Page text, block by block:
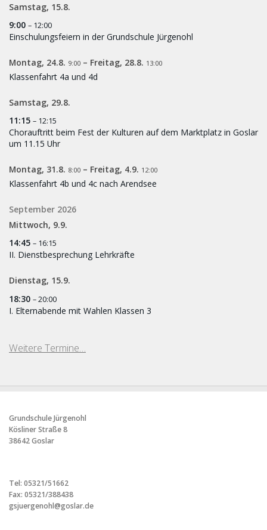
Samstag, 15.8.
9:00 – 12:00
Einschulungsfeiern in der Grundschule Jürgenohl
Montag, 24.8. 9:00 – Freitag, 28.8. 13:00
Klassenfahrt 4a und 4d
Samstag, 29.8.
11:15 – 12:15
Chorauftritt beim Fest der Kulturen auf dem Marktplatz in Goslar
um 11.15 Uhr
Montag, 31.8. 8:00 – Freitag, 4.9. 12:00
Klassenfahrt 4b und 4c nach Arendsee
September 2026
Mittwoch, 9.9.
14:45 – 16:15
II. Dienstbesprechung Lehrkräfte
Dienstag, 15.9.
18:30 – 20:00
I. Elternabende mit Wahlen Klassen 3
Weitere Termine…
Grundschule Jürgenohl
Kösliner Straße 8
38642 Goslar
Tel: 05321/51662
Fax: 05321/388438
gsjuergenohl@goslar.de